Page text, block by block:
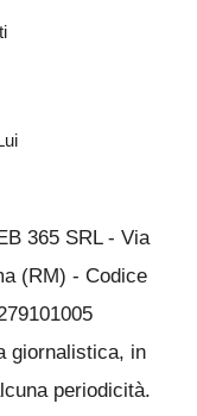
365 SRL - Via
(RM) - Codice
giornalistica, in
periodicità.